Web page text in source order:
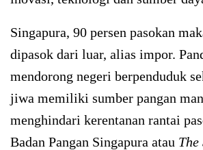
Singapura, 90 persen pasokan
dipasok dari luar, alias impor.
mendorong negeri berpenduduk
jiwa memiliki sumber pangan
menghindari kerentanan rantai
Badan Pangan Singapura atau The